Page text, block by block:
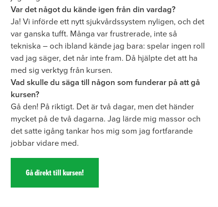
Var det något du kände igen från din vardag?
Ja! Vi införde ett nytt sjukvårdssystem nyligen, och det
var ganska tufft. Många var frustrerade, inte så
tekniska – och ibland kände jag bara: spelar ingen roll
vad jag säger, det når inte fram. Då hjälpte det att ha
med sig verktyg från kursen.
Vad skulle du säga till någon som funderar på att gå
kursen?
Gå den! På riktigt. Det är två dagar, men det händer
mycket på de två dagarna. Jag lärde mig massor och
det satte igång tankar hos mig som jag fortfarande
jobbar vidare med.
Gå direkt till kursen!